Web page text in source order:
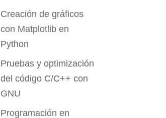
Creación de gráficos
con Matplotlib en
Python
Pruebas y optimización
del código C/C++ con
GNU
Programación en